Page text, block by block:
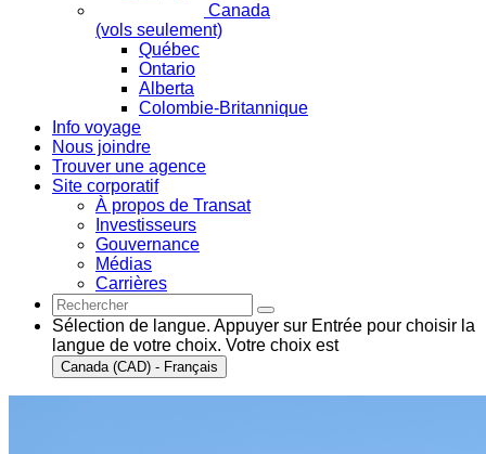
Canada
(vols seulement)
Québec
Ontario
Alberta
Colombie-Britannique
Info voyage
Nous joindre
Trouver une agence
Site corporatif
À propos de Transat
Investisseurs
Gouvernance
Médias
Carrières
Sélection de langue. Appuyer sur Entrée pour choisir la
langue de votre choix. Votre choix est
Canada (CAD) - Français